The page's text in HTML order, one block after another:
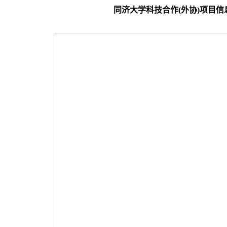
同济大学科技合作(外协)项目信